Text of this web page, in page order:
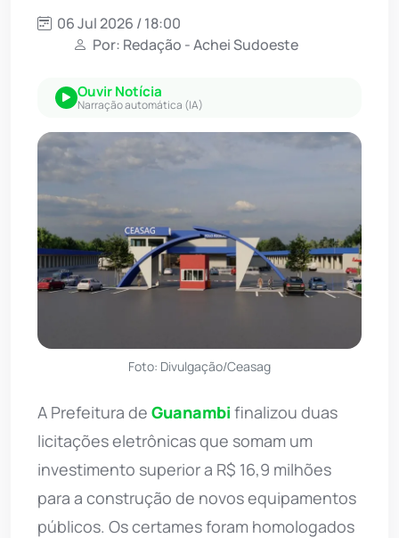
06 Jul 2026 / 18:00
Por: Redação - Achei Sudoeste
Ouvir Notícia
Narração automática (IA)
Foto: Divulgação/Ceasag
A Prefeitura de Guanambi finalizou duas
licitações eletrônicas que somam um
investimento superior a R$ 16,9 milhões
para a construção de novos equipamentos
públicos. Os certames foram homologados